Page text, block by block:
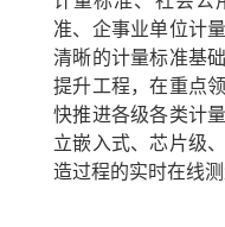
准、企事业单位计
清晰的计量标准基
提升工程，在重点
快推进各级各类计
立嵌入式、芯片级
造过程的实时在线测